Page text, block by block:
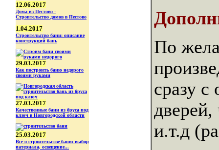
12.06.2017
Дома из Пестово -
Строительство домов в Пестово
1.04.2017
Строительство бани: описание
конструкций бань
29.03.2017
Как построить баню недорого
своими руками
27.03.2017
Качественные бани из бруса под
ключ в Новгородской области
25.03.2017
Всё о строительстве бани: выбор
иатериала, освещение...
По
сразу с
и.т.д